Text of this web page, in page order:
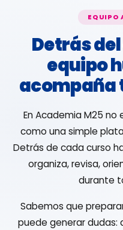
EQUIPO
Detrás
equipo
acompaña
En Academia M25
como una simple
Detrás de cada curso
organiza, revisa,
durante
Sabemos que
puede generar dudas: